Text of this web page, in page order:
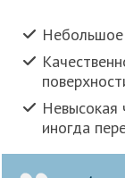
Небольшое
Невысокая
иногда